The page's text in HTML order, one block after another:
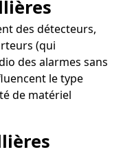
des détecteurs,
(qui
des alarmes sans
le type
de matériel